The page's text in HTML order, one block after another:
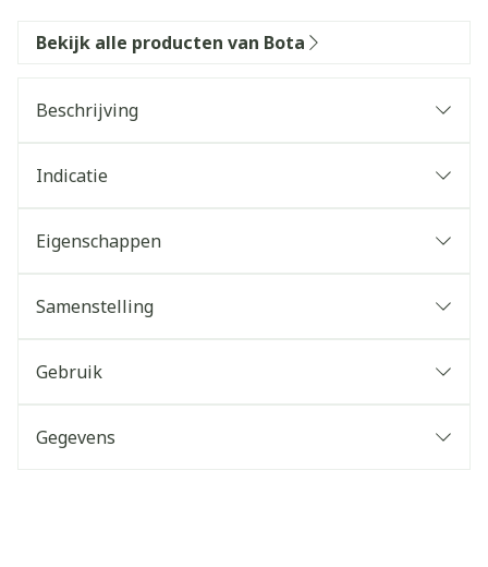
Bekijk alle producten van Bota
Beschrijving
Indicatie
Eigenschappen
Samenstelling
Gebruik
Gegevens